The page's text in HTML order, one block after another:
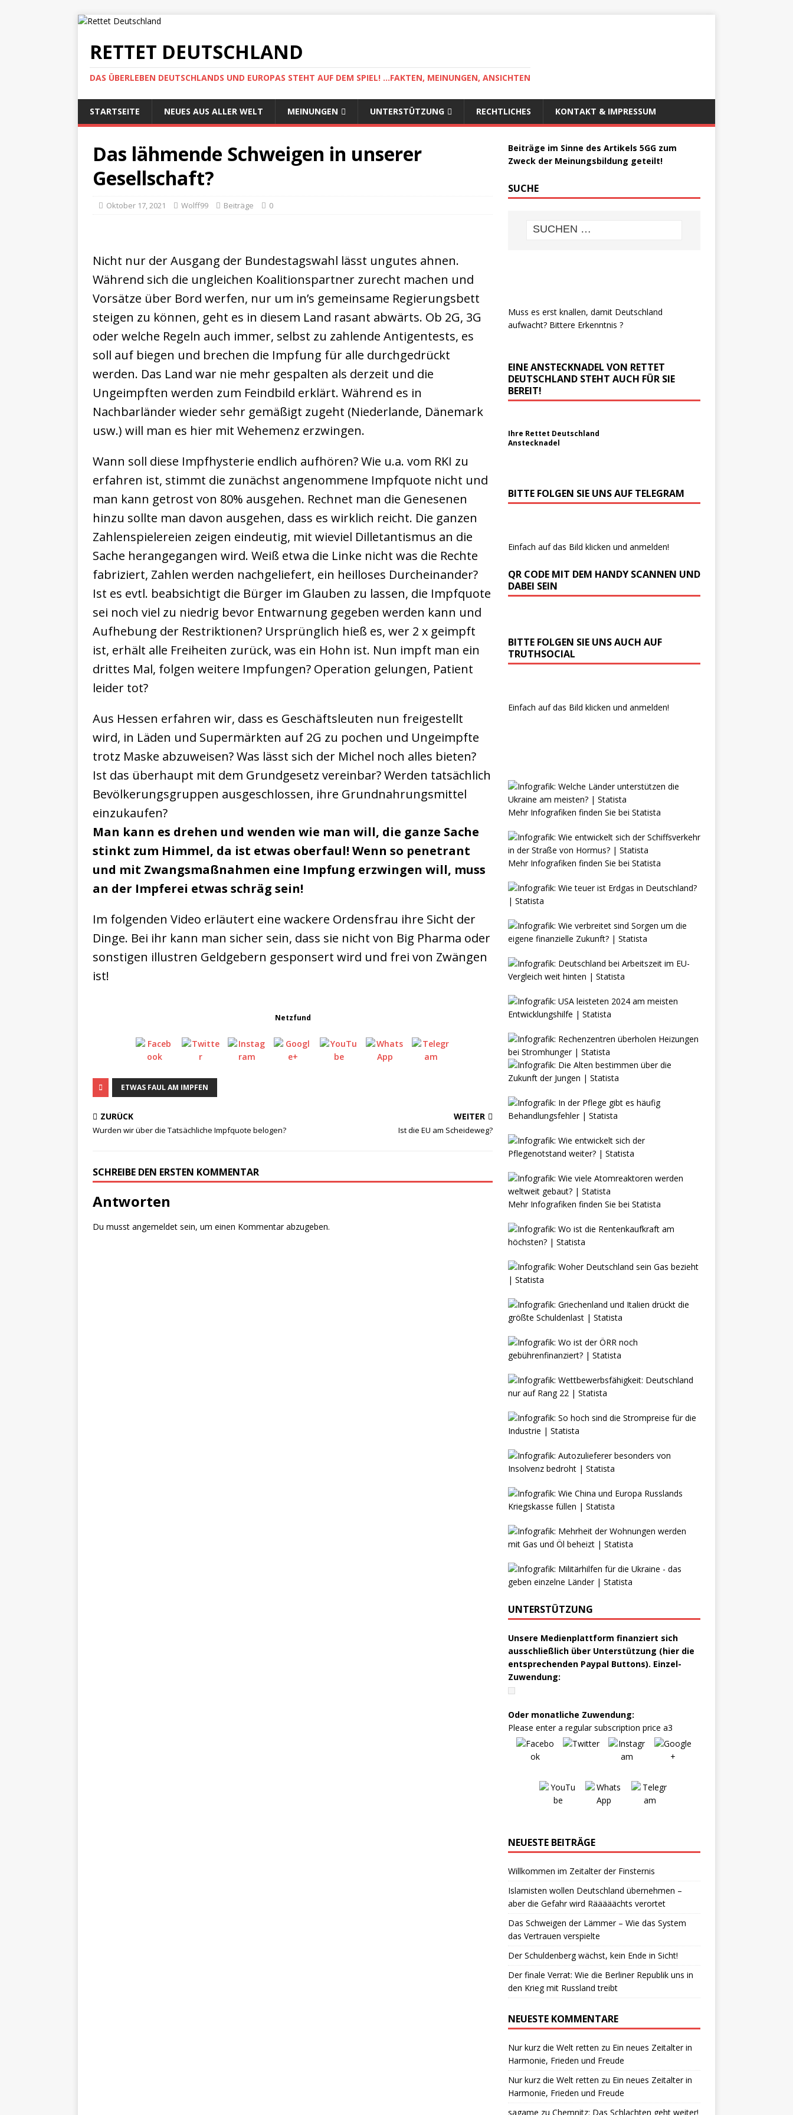
RETTET DEUTSCHLAND
DAS ÜBERLEBEN DEUTSCHLANDS UND EUROPAS STEHT AUF DEM SPIEL! ...FAKTEN, MEINUNGEN, ANSICHTEN
STARTSEITE NEUES AUS ALLER WELT MEINUNGEN UNTERSTÜTZUNG RECHTLICHES KONTAKT & IMPRESSUM
Das lähmende Schweigen in unserer
Gesellschaft?
Oktober 17, 2021 Wolff99 Beiträge 0
Nicht nur der Ausgang der Bundestagswahl lässt ungutes ahnen.
Während sich die ungleichen Koalitionspartner zurecht machen und
Vorsätze über Bord werfen, nur um in’s gemeinsame Regierungsbett
steigen zu können, geht es in diesem Land rasant abwärts. Ob 2G, 3G
oder welche Regeln auch immer, selbst zu zahlende Antigentests, es
soll auf biegen und brechen die Impfung für alle durchgedrückt
werden. Das Land war nie mehr gespalten als derzeit und die
Ungeimpften werden zum Feindbild erklärt. Während es in
Nachbarländer wieder sehr gemäßigt zugeht (Niederlande, Dänemark
usw.) will man es hier mit Wehemenz erzwingen.
Wann soll diese Impfhysterie endlich aufhören? Wie u.a. vom RKI zu
erfahren ist, stimmt die zunächst angenommene Impfquote nicht und
man kann getrost von 80% ausgehen. Rechnet man die Genesenen
hinzu sollte man davon ausgehen, dass es wirklich reicht. Die ganzen
Zahlenspielereien zeigen eindeutig, mit wieviel Dilletantismus an die
Sache herangegangen wird. Weiß etwa die Linke nicht was die Rechte
fabriziert, Zahlen werden nachgeliefert, ein heilloses Durcheinander?
Ist es evtl. beabsichtigt die Bürger im Glauben zu lassen, die Impfquote
sei noch viel zu niedrig bevor Entwarnung gegeben werden kann und
Aufhebung der Restriktionen? Ursprünglich hieß es, wer 2 x geimpft
ist, erhält alle Freiheiten zurück, was ein Hohn ist. Nun impft man ein
drittes Mal, folgen weitere Impfungen? Operation gelungen, Patient
leider tot?
Aus Hessen erfahren wir, dass es Geschäftsleuten nun freigestellt
wird, in Läden und Supermärkten auf 2G zu pochen und Ungeimpfte
trotz Maske abzuweisen? Was lässt sich der Michel noch alles bieten?
Ist das überhaupt mit dem Grundgesetz vereinbar? Werden tatsächlich
Bevölkerungsgruppen ausgeschlossen, ihre Grundnahrungsmittel
einzukaufen?
Man kann es drehen und wenden wie man will, die ganze Sache
stinkt zum Himmel, da ist etwas oberfaul! Wenn so penetrant
und mit Zwangsmaßnahmen eine Impfung erzwingen will, muss
an der Impferei etwas schräg sein!
Im folgenden Video erläutert eine wackere Ordensfrau ihre Sicht der
Dinge. Bei ihr kann man sicher sein, dass sie nicht von Big Pharma oder
sonstigen illustren Geldgebern gesponsert wird und frei von Zwängen
ist!
Netzfund
ETWAS FAUL AM IMPFEN
ZURÜCK
Wurden wir über die Tatsächliche Impfquote belogen?
WEITER
Ist die EU am Scheideweg?
SCHREIBE DEN ERSTEN KOMMENTAR
Antworten
Du musst angemeldet sein, um einen Kommentar abzugeben.
Beiträge im Sinne des Artikels 5GG zum
Zweck der Meinungsbildung geteilt!
SUCHE
Muss es erst knallen, damit Deutschland
aufwacht? Bittere Erkenntnis ?
EINE ANSTECKNADEL VON RETTET
DEUTSCHLAND STEHT AUCH FÜR SIE
BEREIT!
Ihre Rettet Deutschland
Anstecknadel
BITTE FOLGEN SIE UNS AUF TELEGRAM
Einfach auf das Bild klicken und anmelden!
QR CODE MIT DEM HANDY SCANNEN UND
DABEI SEIN
BITTE FOLGEN SIE UNS AUCH AUF
TRUTHSOCIAL
Einfach auf das Bild klicken und anmelden!
Mehr Infografiken finden Sie bei Statista
Mehr Infografiken finden Sie bei Statista
Mehr Infografiken finden Sie bei Statista
UNTERSTÜTZUNG
Unsere Medienplattform finanziert sich
ausschließlich über Unterstützung (hier die
entsprechenden Paypal Buttons). Einzel-
Zuwendung:
Oder monatliche Zuwendung:
Please enter a regular subscription price a3
NEUESTE BEITRÄGE
Willkommen im Zeitalter der Finsternis
Islamisten wollen Deutschland übernehmen –
aber die Gefahr wird Rääääächts verortet
Das Schweigen der Lämmer – Wie das System
das Vertrauen verspielte
Der Schuldenberg wächst, kein Ende in Sicht!
Der finale Verrat: Wie die Berliner Republik uns in
den Krieg mit Russland treibt
NEUESTE KOMMENTARE
Nur kurz die Welt retten zu Ein neues Zeitalter in
Harmonie, Frieden und Freude
Nur kurz die Welt retten zu Ein neues Zeitalter in
Harmonie, Frieden und Freude
sagame zu Chemnitz: Das Schlachten geht weiter!